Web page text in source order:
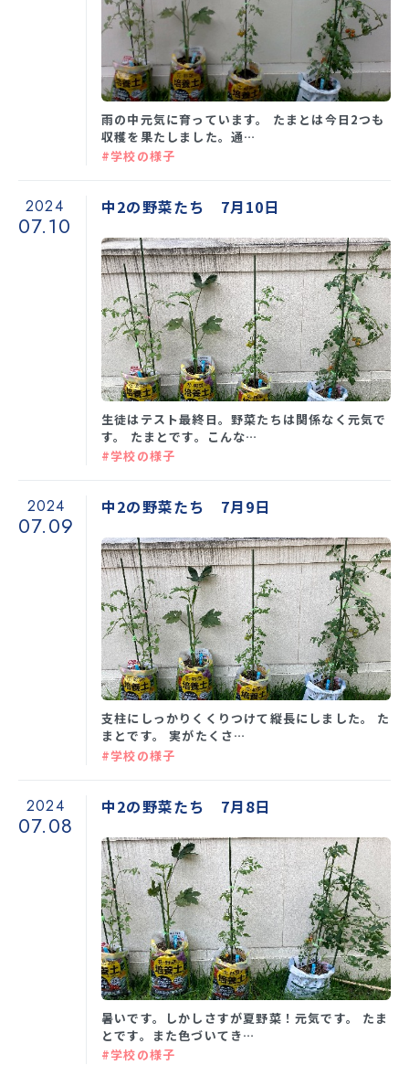
雨の中元気に育っています。 たまとは今日2つも
収穫を果たしました。通…
#学校の様子
2024
07.10
中2の野菜たち 7月10日
生徒はテスト最終日。野菜たちは関係なく元気で
す。 たまとです。こんな…
#学校の様子
2024
07.09
中2の野菜たち 7月9日
支柱にしっかりくくりつけて縦長にしました。 た
まとです。 実がたくさ…
#学校の様子
2024
07.08
中2の野菜たち 7月8日
暑いです。しかしさすが夏野菜！元気です。 たま
とです。また色づいてき…
#学校の様子